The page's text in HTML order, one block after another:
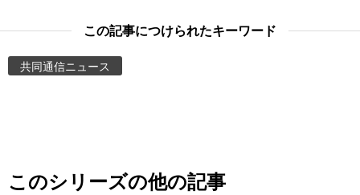
People
この記事につけられたキーワード
共同通信ニュース
このシリーズの他の記事